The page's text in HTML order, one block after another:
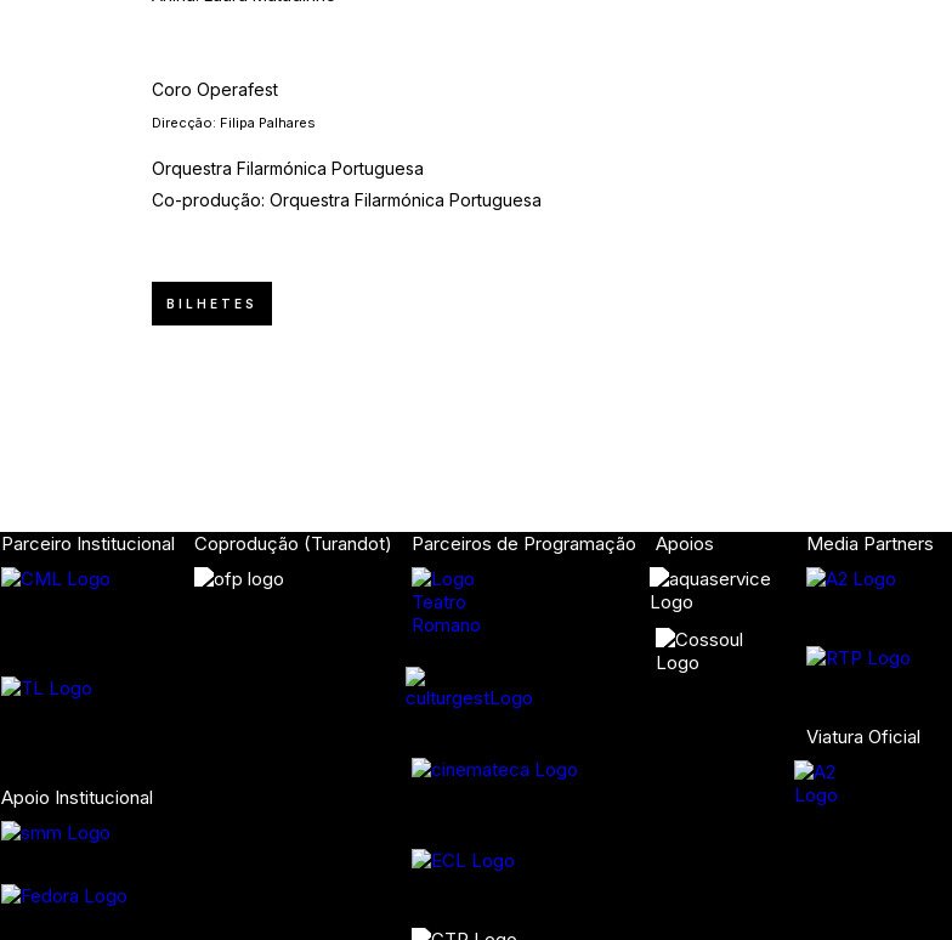
Coro Operafest
Direcção: Filipa Palhares
Orquestra Filarmónica Portuguesa
Co-produção: Orquestra Filarmónica Portuguesa
BILHETES
Parceiro Institucional
Apoio Institucional
Coprodução (Turandot) Parceiros de Programação Apoios Media Partners
Viatura Oficial